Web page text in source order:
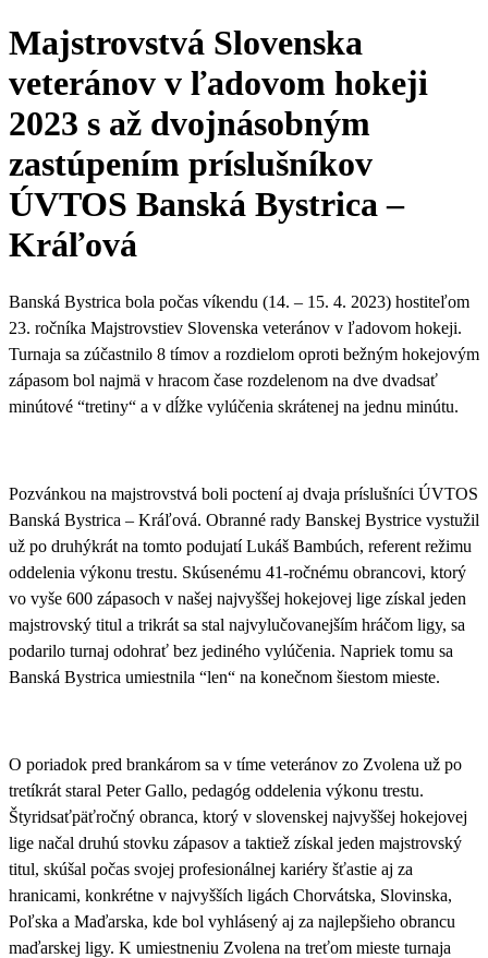
Majstrovstvá Slovenska
veteránov v ľadovom hokeji
2023 s až dvojnásobným
zastúpením príslušníkov
ÚVTOS Banská Bystrica –
Kráľová
Banská Bystrica bola počas víkendu (14. – 15. 4. 2023) hostiteľom
23. ročníka Majstrovstiev Slovenska veteránov v ľadovom hokeji.
Turnaja sa zúčastnilo 8 tímov a rozdielom oproti bežným hokejovým
zápasom bol najmä v hracom čase rozdelenom na dve dvadsať
minútové “tretiny“ a v dĺžke vylúčenia skrátenej na jednu minútu.
Pozvánkou na majstrovstvá boli poctení aj dvaja príslušníci ÚVTOS
Banská Bystrica – Kráľová. Obranné rady Banskej Bystrice vystužil
už po druhýkrát na tomto podujatí Lukáš Bambúch, referent režimu
oddelenia výkonu trestu. Skúsenému 41-ročnému obrancovi, ktorý
vo vyše 600 zápasoch v našej najvyššej hokejovej lige získal jeden
majstrovský titul a trikrát sa stal najvylučovanejším hráčom ligy, sa
podarilo turnaj odohrať bez jediného vylúčenia. Napriek tomu sa
Banská Bystrica umiestnila “len“ na konečnom šiestom mieste.
O poriadok pred brankárom sa v tíme veteránov zo Zvolena už po
tretíkrát staral Peter Gallo, pedagóg oddelenia výkonu trestu.
Štyridsaťpäťročný obranca, ktorý v slovenskej najvyššej hokejovej
lige načal druhú stovku zápasov a taktiež získal jeden majstrovský
titul, skúšal počas svojej profesionálnej kariéry šťastie aj za
hranicami, konkrétne v najvyšších ligách Chorvátska, Slovinska,
Poľska a Maďarska, kde bol vyhlásený aj za najlepšieho obrancu
maďarskej ligy. K umiestneniu Zvolena na treťom mieste turnaja